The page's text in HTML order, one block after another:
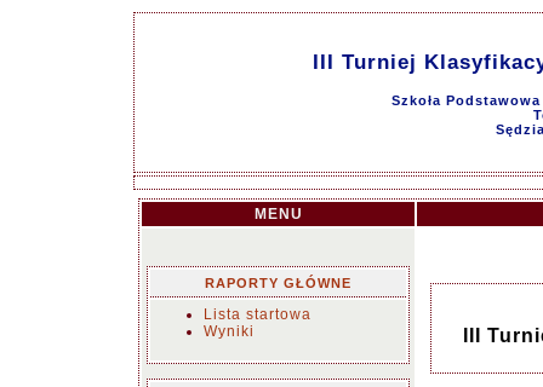
III Turniej
Szkoła
MENU
RAPORTY GŁÓWNE
Lista startowa
Wyniki
III